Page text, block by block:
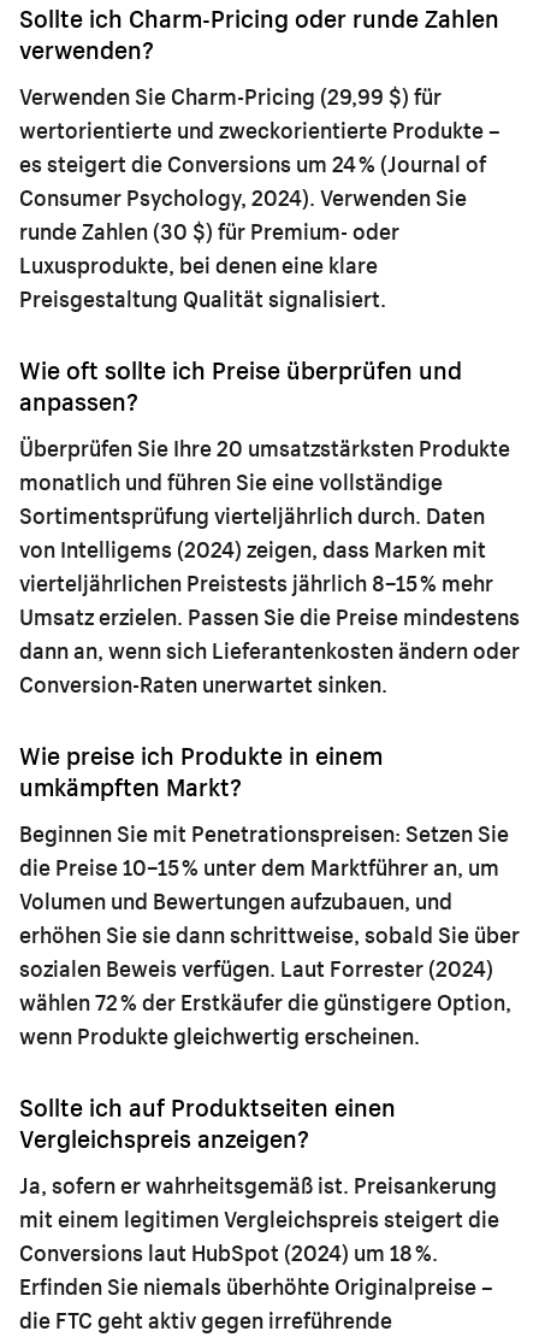
Sollte ich Charm-Pricing oder runde Zahlen
verwenden?
Verwenden Sie Charm-Pricing (29,99 $) für
wertorientierte und zweckorientierte Produkte –
es steigert die Conversions um 24 % (Journal of
Consumer Psychology, 2024). Verwenden Sie
runde Zahlen (30 $) für Premium- oder
Luxusprodukte, bei denen eine klare
Preisgestaltung Qualität signalisiert.
Wie oft sollte ich Preise überprüfen und
anpassen?
Überprüfen Sie Ihre 20 umsatzstärksten Produkte
monatlich und führen Sie eine vollständige
Sortimentsprüfung vierteljährlich durch. Daten
von Intelligems (2024) zeigen, dass Marken mit
vierteljährlichen Preistests jährlich 8–15 % mehr
Umsatz erzielen. Passen Sie die Preise mindestens
dann an, wenn sich Lieferantenkosten ändern oder
Conversion-Raten unerwartet sinken.
Wie preise ich Produkte in einem
umkämpften Markt?
Beginnen Sie mit Penetrationspreisen: Setzen Sie
die Preise 10–15 % unter dem Marktführer an, um
Volumen und Bewertungen aufzubauen, und
erhöhen Sie sie dann schrittweise, sobald Sie über
sozialen Beweis verfügen. Laut Forrester (2024)
wählen 72 % der Erstkäufer die günstigere Option,
wenn Produkte gleichwertig erscheinen.
Sollte ich auf Produktseiten einen
Vergleichspreis anzeigen?
Ja, sofern er wahrheitsgemäß ist. Preisankerung
mit einem legitimen Vergleichspreis steigert die
Conversions laut HubSpot (2024) um 18 %.
Erfinden Sie niemals überhöhte Originalpreise –
die FTC geht aktiv gegen irreführende